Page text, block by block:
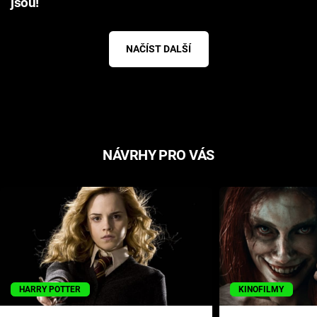
NAČÍST DALŠÍ
NÁVRHY PRO VÁS
HARRY POTTER KINOFILMY